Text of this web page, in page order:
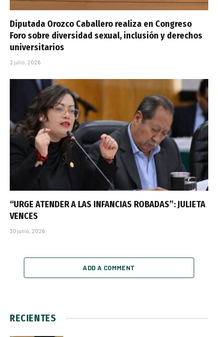
Diputada Orozco Caballero realiza en Congreso
Foro sobre diversidad sexual, inclusión y derechos
universitarios
2 julio, 2026
“URGE ATENDER A LAS INFANCIAS ROBADAS”: JULIETA
VENCES
30 junio, 2026
ADD A COMMENT
RECIENTES